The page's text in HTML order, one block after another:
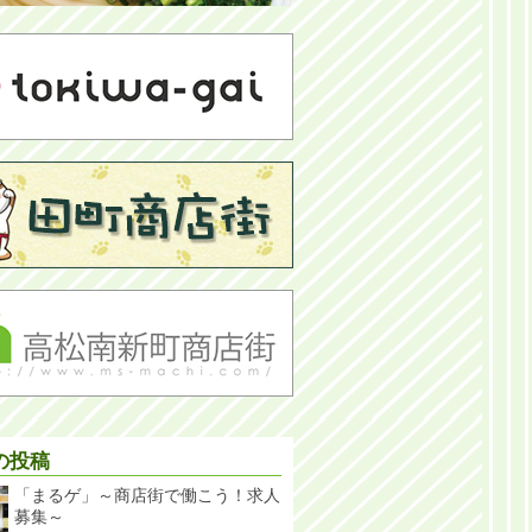
投稿
「まるゲ」～商店街で働こう！求人
募集～